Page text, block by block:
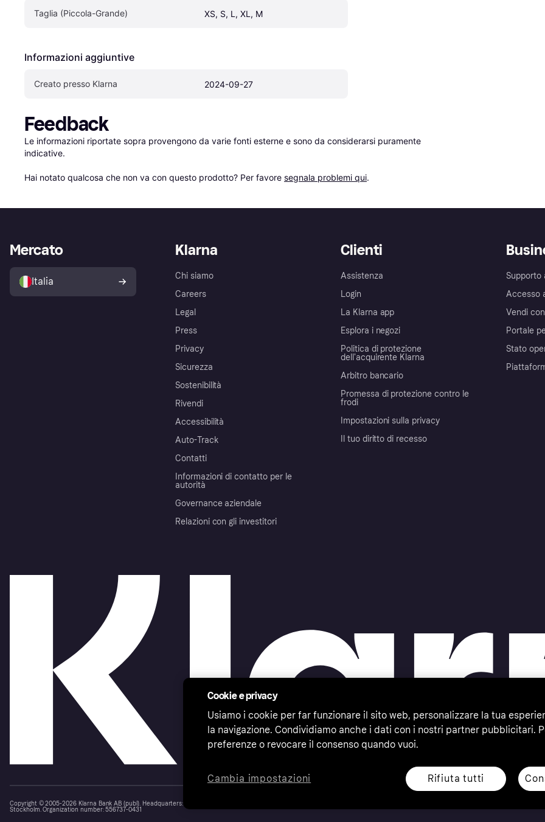
Taglia (Piccola-Grande) XS, S, L, XL, M
Informazioni aggiuntive
Creato presso Klarna 2024-09-27
Feedback
Le informazioni riportate sopra provengono da varie fonti esterne e sono da considerarsi puramente
indicative.
Hai notato qualcosa che non va con questo prodotto? Per favore segnala problemi qui.
Klarna
Chi siamo
Careers
Legal
Press
Privacy
Sicurezza
Sostenibilità
Rivendi
Accessibilità
Auto-Track
Contatti
Informazioni di contatto per le
autorità
Governance aziendale
Relazioni con gli investitori
Clienti
Assistenza
Login
La Klarna app
Esplora i negozi
Politica di protezione
dell'acquirente Klarna
Arbitro bancario
Promessa di protezione contro le
frodi
Impostazioni sulla privacy
Il tuo diritto di recesso
Supporto
Accesso
Vendi
Portale
Stato
Mercato
Italia
Copyright © 2005-2026 Klarna Bank AB (publ). Headquarters: Stockholm, Sweden. All rights reserved. Klarna Bank AB (publ). Sveavägen 46, 111 34
Stockholm. Organization number: 556737-0431
Cookie e privacy
Usiamo i cookie per far funzionare il sito web, personalizzare la tua
la navigazione. Condividiamo anche i dati con i nostri partner pubblicitari.
preferenze o revocare il consenso quando vuoi.
Rifiuta tutti
Cambia impostazioni